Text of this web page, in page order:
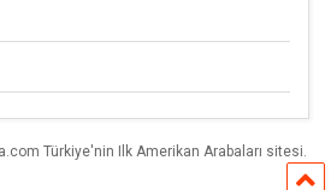
Türkiye'nin Ilk Amerikan Arabaları sitesi.